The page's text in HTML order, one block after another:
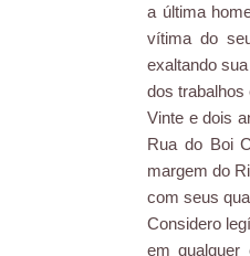
a última
vítima do
exaltando
dos trabalhos
Vinte e dois
Rua do Boi
margem do
com seus
Considero
em qualquer